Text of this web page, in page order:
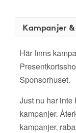
Kampanjer
Här finns
Sponsorhuset.
Just nu har inte
kampanjer.
kampanjer,